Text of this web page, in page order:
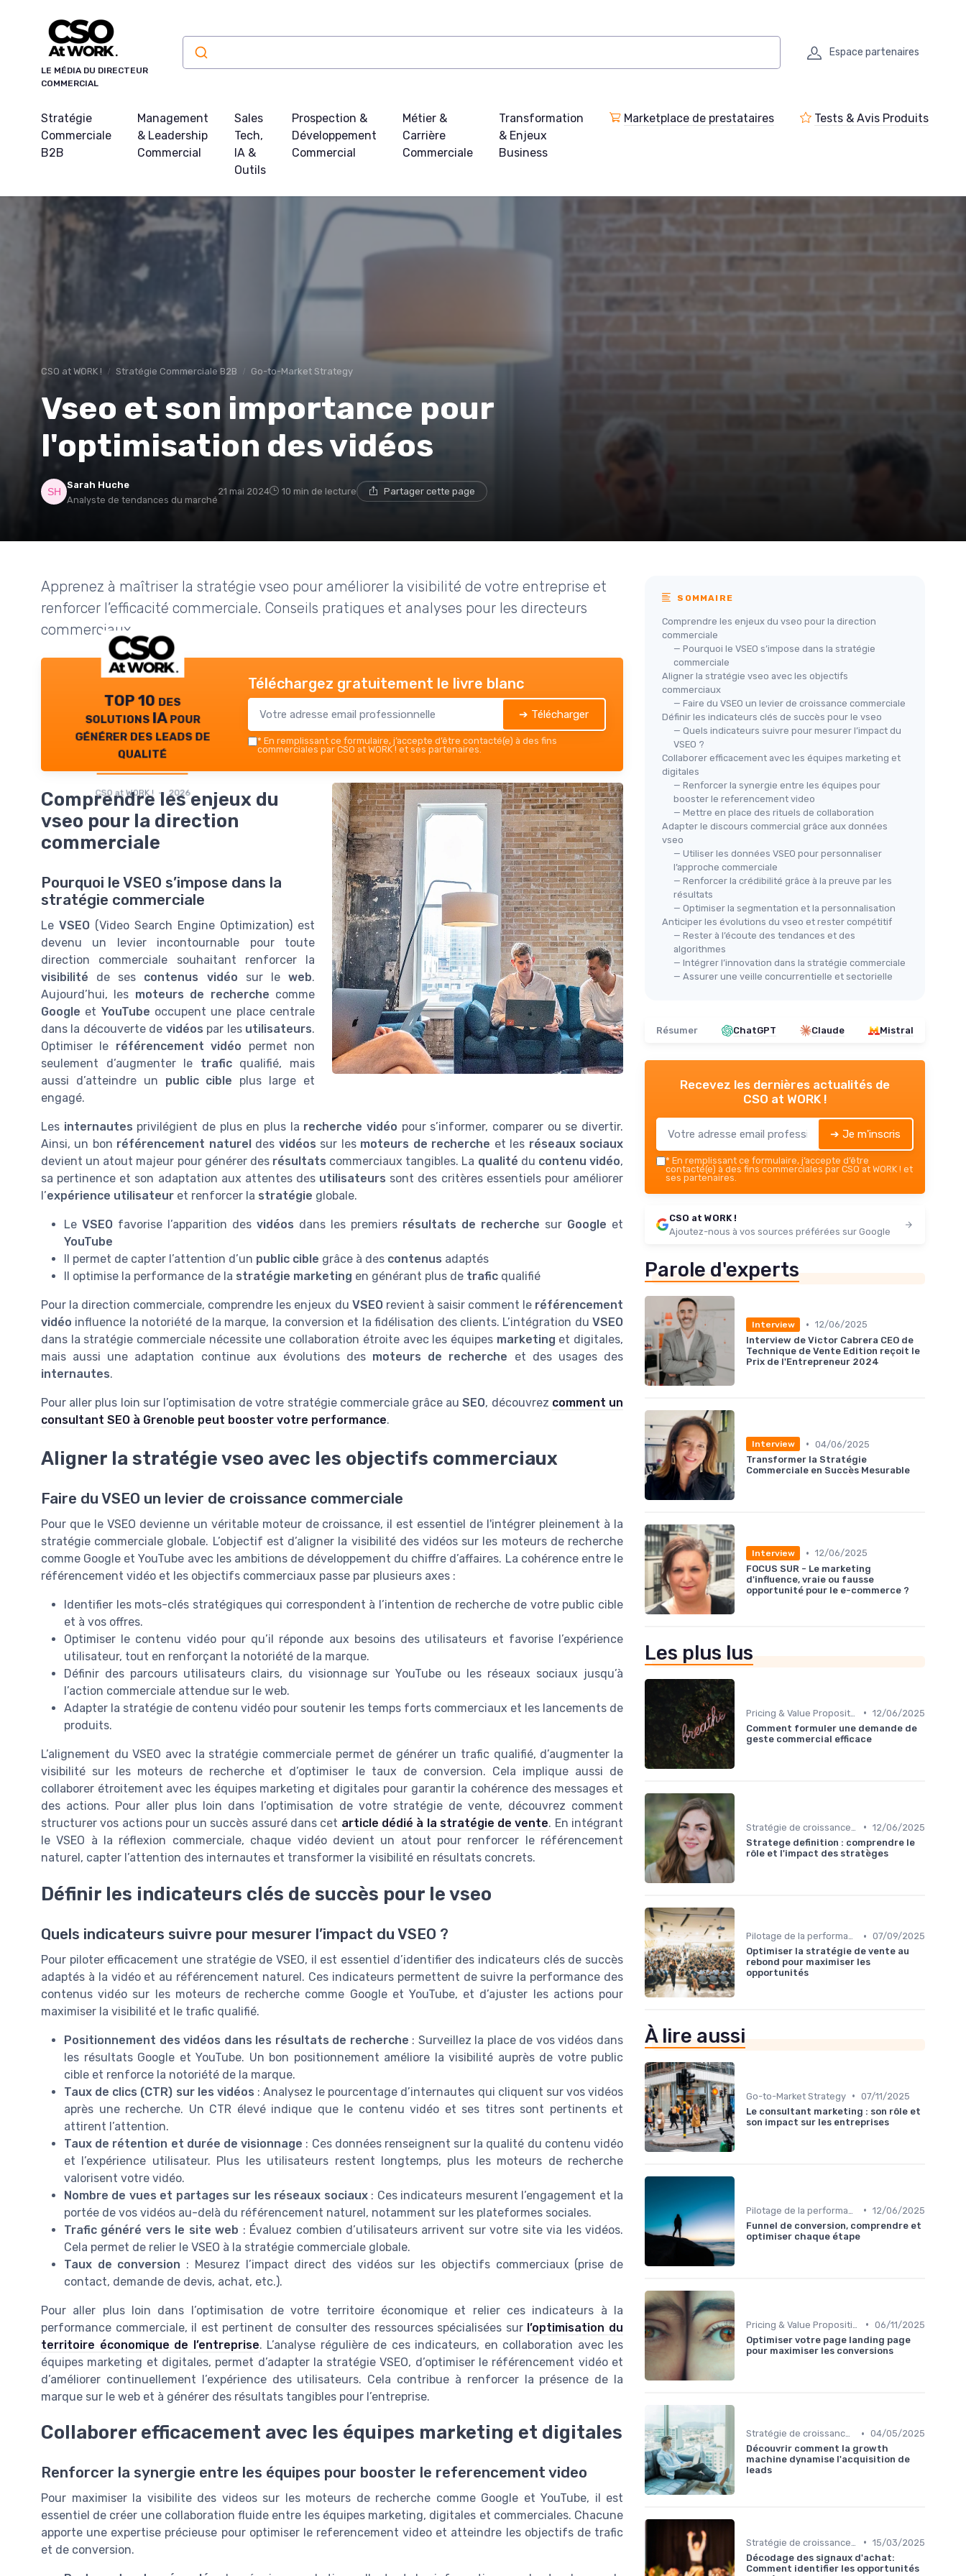
LE MÉDIA DU DIRECTEUR
COMMERCIAL
Espace partenaires
Stratégie
Commerciale
B2B
Management
& Leadership
Commercial
Sales
Tech,
IA &
Outils
Prospection &
Développement
Commercial
Métier &
Carrière
Commerciale
Transformation
& Enjeux
Business
Marketplace de prestataires Tests & Avis Produits
CSO at WORK ! Stratégie Commerciale B2B Go-to-Market Strategy
Vseo et son importance pour
l'optimisation des vidéos
Sarah Huche
Analyste de tendances du marché
21 mai 2024 10 min de lecture Partager cette page
Apprenez à maîtriser la stratégie vseo pour améliorer la visibilité de votre entreprise et
renforcer l’efficacité commerciale. Conseils pratiques et analyses pour les directeurs
commerciaux.
TOP 10 des
solutions IA pour
générer des leads de
qualité
CSO at WORK ! — 2026
Téléchargez gratuitement le livre blanc
➔ Télécharger
* En remplissant ce formulaire, j’accepte d’être contacté(e) à des fins
commerciales par CSO at WORK ! et ses partenaires.
Comprendre les enjeux du
vseo pour la direction
commerciale
Pourquoi le VSEO s’impose dans la
stratégie commerciale
Le VSEO (Video Search Engine Optimization) est
devenu un levier incontournable pour toute
direction commerciale souhaitant renforcer la
visibilité de ses contenus vidéo sur leweb.
Aujourd’hui, les moteurs de recherche comme
Google et YouTube occupent une place centrale
dans la découverte de vidéos par les utilisateurs.
Optimiser le référencement vidéo permet non
seulement d’augmenter le traficqualifié, mais
aussi d’atteindre un public cible plus large et
engagé.
Les internautes privilégient de plus en plus la recherche vidéo pour s’informer, comparer ou se divertir.
Ainsi, un bon référencement natureldes vidéos sur les moteurs de recherche et les réseaux sociaux
devient un atout majeur pour générer des résultats commerciaux tangibles. La qualité du contenu vidéo,
sa pertinence et son adaptation aux attentes des utilisateurs sont des critères essentiels pour améliorer
l’expérience utilisateur et renforcer la stratégie globale.
Le VSEO favorise l’apparition des vidéos dans les premiers résultats de recherche sur Google et
YouTube
Il permet de capter l’attention d’un public cible grâce à des contenus adaptés
Il optimise la performance de la stratégie marketing en générant plus de trafic qualifié
Pour la direction commerciale, comprendre les enjeux du VSEOrevient à saisir comment le référencement
vidéo influence la notoriété de la marque, la conversion et la fidélisation des clients. L’intégration du VSEO
dans la stratégie commerciale nécessite une collaboration étroite avec les équipes marketing et digitales,
mais aussi une adaptation continue aux évolutions des moteurs de recherche et des usages des
internautes.
Pour aller plus loin sur l’optimisation de votre stratégie commerciale grâce auSEO, découvrez comment un
consultant SEO à Grenoble peut booster votre performance.
Aligner la stratégie vseo avec les objectifs commerciaux
Faire du VSEO un levier de croissance commerciale
Pour que le VSEO devienne un véritable moteur de croissance, il est essentiel de l'intégrer pleinement à la
stratégie commerciale globale. L’objectif est d’aligner la visibilité des vidéos sur les moteurs de recherche
comme Google et YouTube avec les ambitions de développement du chiffre d’affaires. La cohérence entre le
référencement vidéo et les objectifs commerciaux passe par plusieurs axes :
Identifier les mots-clés stratégiques qui correspondent à l’intention de recherche de votre public cible
et à vos offres.
Optimiser le contenu vidéo pour qu’il réponde aux besoins des utilisateurs et favorise l’expérience
utilisateur, tout en renforçant la notoriété de la marque.
Définir des parcours utilisateurs clairs, du visionnage sur YouTube ou les réseaux sociaux jusqu’à
l’action commerciale attendue sur le web.
Adapter la stratégie de contenu vidéo pour soutenir les temps forts commerciaux et les lancements de
produits.
L’alignement du VSEO avec la stratégie commerciale permet de générer un trafic qualifié, d’augmenter la
visibilité sur les moteurs de recherche et d’optimiser le taux de conversion. Cela implique aussi de
collaborer étroitement avec les équipes marketing et digitales pour garantir la cohérence des messages et
des actions. Pour aller plus loin dans l’optimisation de votre stratégie de vente, découvrez comment
structurer vos actions pour un succès assuré dans cet article dédié à la stratégie de vente. En intégrant
le VSEO à la réflexion commerciale, chaque vidéo devient un atout pour renforcer le référencement
naturel, capter l’attention des internautes et transformer la visibilité en résultats concrets.
Définir les indicateurs clés de succès pour le vseo
Quels indicateurs suivre pour mesurer l’impact du VSEO ?
Pour piloter efficacement une stratégie de VSEO, il est essentiel d’identifier des indicateurs clés de succès
adaptés à la vidéo et au référencement naturel. Ces indicateurs permettent de suivre la performance des
contenus vidéo sur les moteurs de recherche comme Google et YouTube, et d’ajuster les actions pour
maximiser la visibilité et le trafic qualifié.
Positionnement des vidéos dans les résultats de recherche : Surveillez la place de vos vidéos dans
les résultats Google et YouTube. Un bon positionnement améliore la visibilité auprès de votre public
cible et renforce la notoriété de la marque.
Taux de clics (CTR) sur les vidéos : Analysez le pourcentage d’internautes qui cliquent sur vos vidéos
après une recherche. Un CTR élevé indique que le contenu vidéo et ses titres sont pertinents et
attirent l’attention.
Taux de rétention et durée de visionnage : Ces données renseignent sur la qualité du contenu vidéo
et l’expérience utilisateur. Plus les utilisateurs restent longtemps, plus les moteurs de recherche
valorisent votre vidéo.
Nombre de vues et partages sur les réseaux sociaux: Ces indicateurs mesurent l’engagement et la
portée de vos vidéos au-delà du référencement naturel, notamment sur les plateformes sociales.
Trafic généré vers le site web : Évaluez combien d’utilisateurs arrivent sur votre site via les vidéos.
Cela permet de relier le VSEO à la stratégie commerciale globale.
Taux de conversion : Mesurez l’impact direct des vidéos sur les objectifs commerciaux (prise de
contact, demande de devis, achat, etc.).
Pour aller plus loin dans l’optimisation de votre territoire économique et relier ces indicateurs à la
performance commerciale, il est pertinent de consulter des ressources spécialisées sur l’optimisation du
territoire économique de l’entreprise. L’analyse régulière de ces indicateurs, en collaboration avec les
équipes marketing et digitales, permet d’adapter la stratégie VSEO, d’optimiser le référencement vidéo et
d’améliorer continuellement l’expérience des utilisateurs. Cela contribue à renforcer la présence de la
marque sur le web et à générer des résultats tangibles pour l’entreprise.
Collaborer efficacement avec les équipes marketing et digitales
Renforcer la synergie entre les équipes pour booster le referencement video
Pour maximiser la visibilite des videos sur les moteurs de recherche comme Google et YouTube, il est
essentiel de créer une collaboration fluide entre les équipes marketing, digitales et commerciales. Chacune
apporte une expertise précieuse pour optimiser le referencement video et atteindre les objectifs de trafic
et de conversion.
SOMMAIRE
Comprendre les enjeux du vseo pour la direction
commerciale
— Pourquoi le VSEO s’impose dans la stratégie
commerciale
Aligner la stratégie vseo avec les objectifs
commerciaux
— Faire du VSEO un levier de croissance commerciale
Définir les indicateurs clés de succès pour le vseo
— Quels indicateurs suivre pour mesurer l’impact du
VSEO ?
Collaborer efficacement avec les équipes marketing et
digitales
— Renforcer la synergie entre les équipes pour
booster le referencement video
— Mettre en place des rituels de collaboration
Adapter le discours commercial grâce aux données
vseo
— Utiliser les données VSEO pour personnaliser
l’approche commerciale
— Renforcer la crédibilité grâce à la preuve par les
résultats
— Optimiser la segmentation et la personnalisation
Anticiper les évolutions du vseo et rester compétitif
— Rester à l’écoute des tendances et des
algorithmes
— Intégrer l’innovation dans la stratégie commerciale
— Assurer une veille concurrentielle et sectorielle
Résumer ChatGPT Claude Mistral
Recevez les dernières actualités de
CSO at WORK !
➔ Je m'inscris
* En remplissant ce formulaire, j’accepte d’être
contacté(e) à des fins commerciales par CSO at WORK ! et
ses partenaires.
CSO at WORK !
Ajoutez-nous à vos sources préférées sur Google
Parole d'experts
Interview • 12/06/2025
Interview de Victor Cabrera CEO de
Technique de Vente Edition reçoit le
Prix de l'Entrepreneur 2024
Interview • 04/06/2025
Transformer la Stratégie
Commerciale en Succès Mesurable
Interview • 12/06/2025
FOCUS SUR - Le marketing
d'influence, vraie ou fausse
opportunité pour le e-commerce ?
Les plus lus
• 12/06/2025
Comment formuler une demande de
geste commercial efficace
• 12/06/2025
Stratege definition : comprendre le
rôle et l'impact des stratèges
Pilotage de la performance commerciale • 07/09/2025
Optimiser la stratégie de vente au
rebond pour maximiser les
opportunités
À lire aussi
Go-to-Market Strategy • 07/11/2025
Le consultant marketing : son rôle et
son impact sur les entreprises
• 12/06/2025
Funnel de conversion, comprendre et
optimiser chaque étape
• 06/11/2025
Optimiser votre page landing page
pour maximiser les conversions
Stratégie de croissance B2B • 04/05/2025
Découvrir comment la growth
machine dynamise l'acquisition de
leads
• 15/03/2025
Décodage des signaux d'achat:
Comment identifier les opportunités